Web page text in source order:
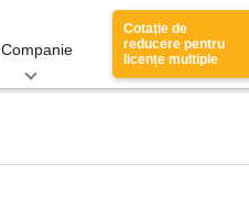
Companie
Cotație de
reducere pentru
licențe multiple